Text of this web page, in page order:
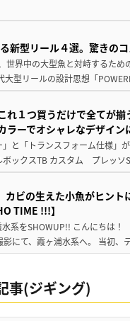
新型リール４選。驚きの
世界中の大型魚と対峙するた
大型リールの設計思想「
れ１つ買うだけで全てが
ラーでオシャレなデザイン
」と「トランスフォーム仕様」
ボックスTB カスタム プレッ
カビの生えた小魚がヒン
TIME !!!】
水系をSHOWUP!! こんにちは
影にて、霞ヶ浦水系へ。 当初
事(ジギング)